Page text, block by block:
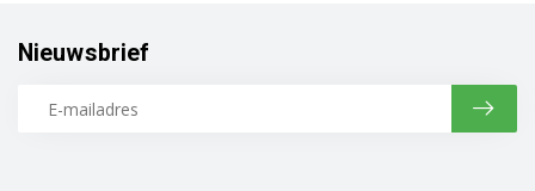
Nieuwsbrief